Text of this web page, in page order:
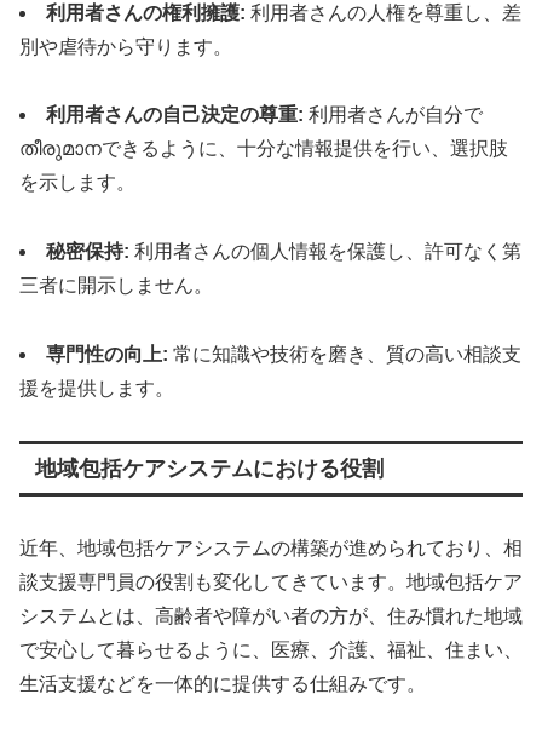
利用者さんの権利擁護: 利用者さんの人権を尊重し、差
別や虐待から守ります。
利用者さんの自己決定の尊重: 利用者さんが自分で
തീരുമാനできるように、十分な情報提供を行い、選択肢
を示します。
秘密保持: 利用者さんの個人情報を保護し、許可なく第
三者に開示しません。
専門性の向上: 常に知識や技術を磨き、質の高い相談支
援を提供します。
地域包括ケアシステムにおける役割
近年、地域包括ケアシステムの構築が進められており、相
談支援専門員の役割も変化してきています。地域包括ケア
システムとは、高齢者や障がい者の方が、住み慣れた地域
で安心して暮らせるように、医療、介護、福祉、住まい、
生活支援などを一体的に提供する仕組みです。